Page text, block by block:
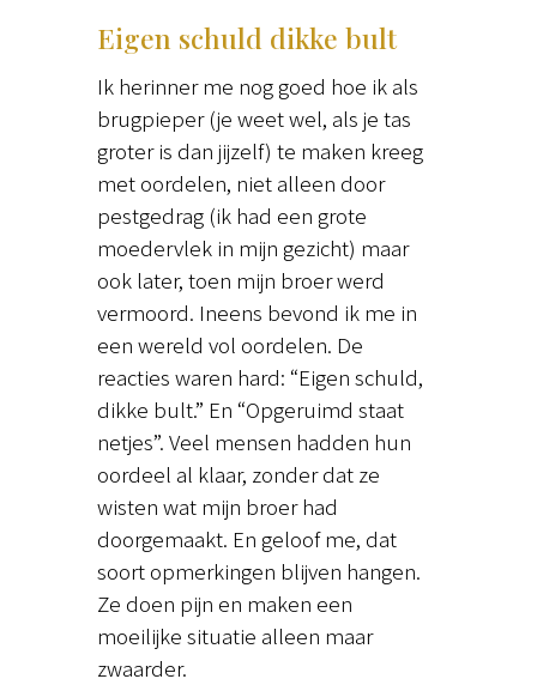
Eigen schuld dikke bult
Ik herinner me nog goed hoe ik als
brugpieper (je weet wel, als je tas
groter is dan jijzelf) te maken kreeg
met oordelen, niet alleen door
pestgedrag (ik had een grote
moedervlek in mijn gezicht) maar
ook later, toen mijn broer werd
vermoord. Ineens bevond ik me in
een wereld vol oordelen. De
reacties waren hard: “Eigen schuld,
dikke bult.” En “Opgeruimd staat
netjes”. Veel mensen hadden hun
oordeel al klaar, zonder dat ze
wisten wat mijn broer had
doorgemaakt. En geloof me, dat
soort opmerkingen blijven hangen.
Ze doen pijn en maken een
moeilijke situatie alleen maar
zwaarder.